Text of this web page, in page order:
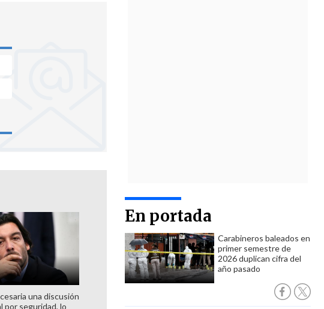
En portada
Carabineros baleados en
primer semestre de
2026 duplican cifra del
año pasado
una discusión
por seguridad, lo